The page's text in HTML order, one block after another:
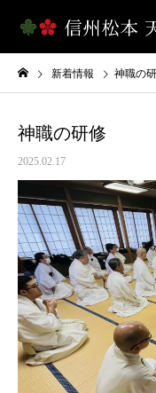
新着情報 神職の
神職の研修
2025.02.17